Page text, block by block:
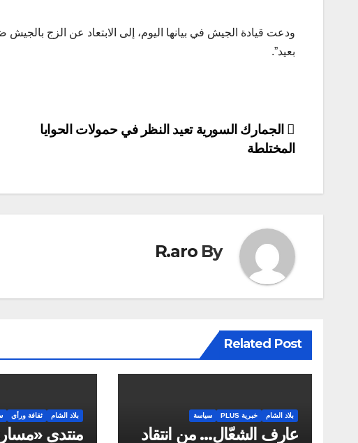
ودعت قيادة الجيش في بيانها اليوم، إلى الابتعاد عن الزج
بعيد”.
تصفّح
الجمارك السورية تعيد النظر في حمولات الحوايا
المختلطة
By
R.aro
Related Post
بلاد الشام خبرية PLUS سياسة
عارف الشعّال… من انتقاد
بلاد الشام ثقافة ورأي
منتدى